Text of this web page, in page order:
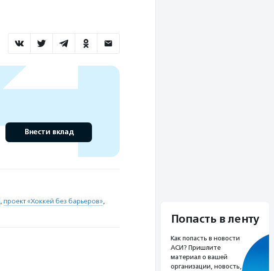
Внести вклад
, проект «Хоккей без барьеров»,
Попасть в ленту
Как попасть в новости
АСИ? Пришлите
материал о вашей
организации, новость,